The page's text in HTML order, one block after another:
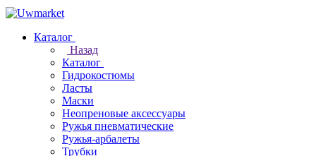
Каталог
Назад
Каталог
Гидрокостюмы
Ласты
Маски
Неопреновые аксессуары
Ружья пневматические
Ружья-арбалеты
Трубки